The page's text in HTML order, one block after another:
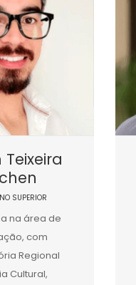
SUPERIOR
na área de
com
Regional
Cultural,